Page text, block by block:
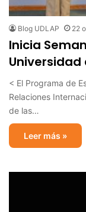
Blog UDLAP 22
Inicia
Universidad
< El Programa de
Relaciones
de las…
Leer más »